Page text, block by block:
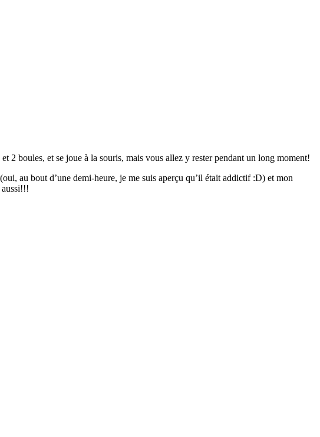
2 boules, et se joue à la souris, mais vous allez y rester pendant un long moment!
au bout d’une demi-heure, je me suis aperçu qu’il était addictif :D) et mon
aussi!!!